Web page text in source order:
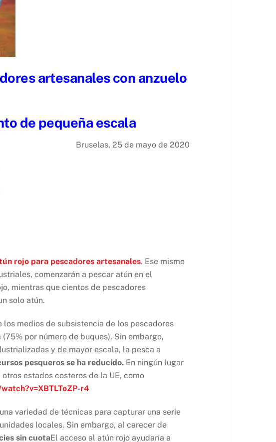
artesanales con anzuelo
de pequeña escala
Bruselas, 25 de mayo de 2020
rojo para pescadores artesanales. Ese mismo
comenzarán a pescar atún en el
mientras que cientos de pescadores
solo atún.
medios de subsistencia de los pescadores
por número de buques). Sin embargo,
y de mayor escala, la pesca a
pesqueros se ha reducido. En ningún lugar
estados costeros de la UE, como
r4
variedad de técnicas para capturar una serie
locales. Sin embargo, al carecer de
sin cuotaEl acceso al atún rojo ayudaría a